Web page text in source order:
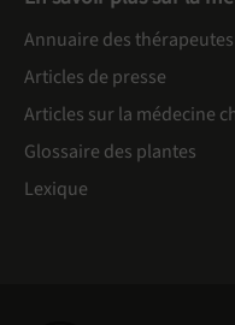
Annuaire des thérapeutes
Articles de presse
Articles sur la médecine
Glossaire des plantes
Lexique